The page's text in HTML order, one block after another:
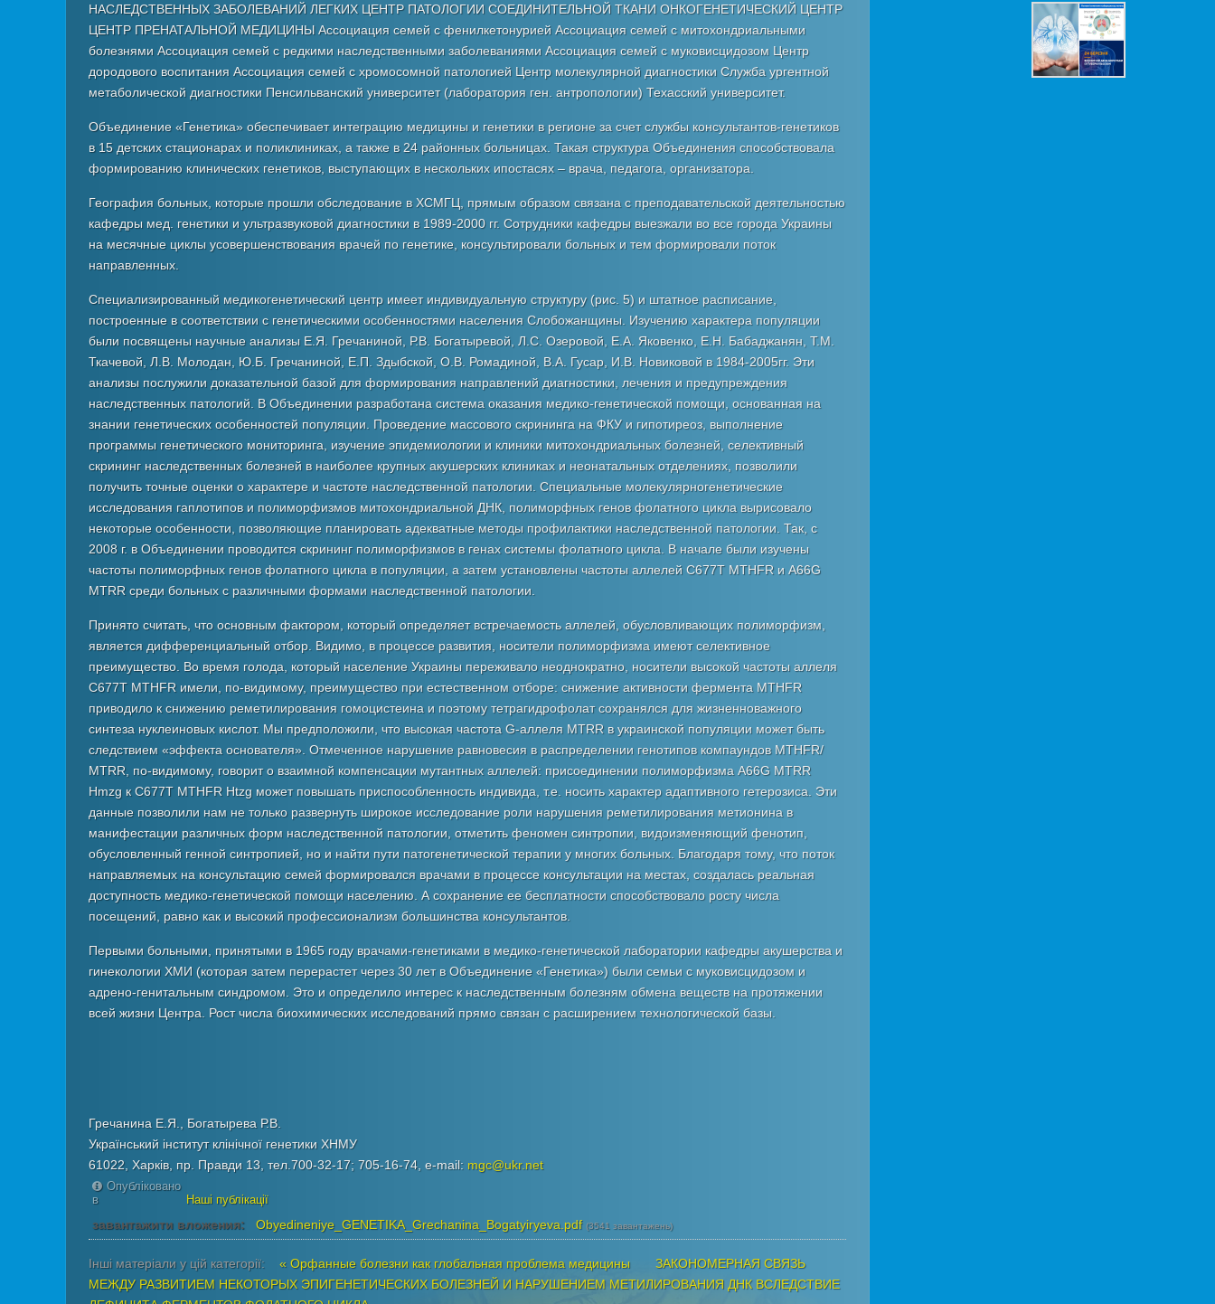
НАСЛЕДСТВЕННЫХ ЗАБОЛЕВАНИЙ ЛЕГКИХ ЦЕНТР ПАТОЛОГИИ СОЕДИНИТЕЛЬНОЙ ТКАНИ ОНКОГЕНЕТИЧЕСКИЙ ЦЕНТР
ЦЕНТР ПРЕНАТАЛЬНОЙ МЕДИЦИНЫ Ассоциация семей с фенилкетонурией Ассоциация семей с митохондриальными
болезнями Ассоциация семей с редкими наследственными заболеваниями Ассоциация семей с муковисцидозом Центр
дородового воспитания Ассоциация семей с хромосомной патологией Центр молекулярной диагностики Служба ургентной
метаболической диагностики Пенсильванский университет (лаборатория ген. антропологии) Техасский университет.
Объединение «Генетика» обеспечивает интеграцию медицины и генетики в регионе за счет службы консультантов-генетиков
в 15 детских стационарах и поликлиниках, а также в 24 районных больницах. Такая структура Объединения способствовала
формированию клинических генетиков, выступающих в нескольких ипостасях – врача, педагога, организатора.
География больных, которые прошли обследование в ХСМГЦ, прямым образом связана с преподавательской деятельностью
кафедры мед. генетики и ультразвуковой диагностики в 1989-2000 гг. Сотрудники кафедры выезжали во все города Украины
на месячные циклы усовершенствования врачей по генетике, консультировали больных и тем формировали поток
направленных.
Специализированный медикогенетический центр имеет индивидуальную структуру (рис. 5) и штатное расписание,
построенные в соответствии с генетическими особенностями населения Слобожанщины. Изучению характера популяции
были посвящены научные анализы Е.Я. Гречаниной, Р.В. Богатыревой, Л.С. Озеровой, Е.А. Яковенко, Е.Н. Бабаджанян, Т.М.
Ткачевой, Л.В. Молодан, Ю.Б. Гречаниной, Е.П. Здыбской, О.В. Ромадиной, В.А. Гусар, И.В. Новиковой в 1984-2005гг. Эти
анализы послужили доказательной базой для формирования направлений диагностики, лечения и предупреждения
наследственных патологий. В Объединении разработана система оказания медико-генетической помощи, основанная на
знании генетических особенностей популяции. Проведение массового скрининга на ФКУ и гипотиреоз, выполнение
программы генетического мониторинга, изучение эпидемиологии и клиники митохондриальных болезней, селективный
скрининг наследственных болезней в наиболее крупных акушерских клиниках и неонатальных отделениях, позволили
получить точные оценки о характере и частоте наследственной патологии. Специальные молекулярногенетические
исследования гаплотипов и полиморфизмов митохондриальной ДНК, полиморфных генов фолатного цикла вырисовало
некоторые особенности, позволяющие планировать адекватные методы профилактики наследственной патологии. Так, с
2008 г. в Объединении проводится скрининг полиморфизмов в генах системы фолатного цикла. В начале были изучены
частоты полиморфных генов фолатного цикла в популяции, а затем установлены частоты аллелей С677Т MTHFR и А66G
MTRR среди больных с различными формами наследственной патологии.
Принято считать, что основным фактором, который определяет встречаемость аллелей, обусловливающих полиморфизм,
является дифференциальный отбор. Видимо, в процессе развития, носители полиморфизма имеют селективное
преимущество. Во время голода, который население Украины переживало неоднократно, носители высокой частоты аллеля
С677Т MTHFR имели, по-видимому, преимущество при естественном отборе: снижение активности фермента MTHFR
приводило к снижению реметилирования гомоцистеина и поэтому тетрагидрофолат сохранялся для жизненноважного
синтеза нуклеиновых кислот. Мы предположили, что высокая частота G-аллеля MTRR в украинской популяции может быть
следствием «эффекта основателя». Отмеченное нарушение равновесия в распределении генотипов компаундов MTHFR/
MTRR, по-видимому, говорит о взаимной компенсации мутантных аллелей: присоединении полиморфизма А66G MTRR
Hmzg к С677Т MTHFR Htzg может повышать приспособленность индивида, т.е. носить характер адаптивного гетерозиса. Эти
данные позволили нам не только развернуть широкое исследование роли нарушения реметилирования метионина в
манифестации различных форм наследственной патологии, отметить феномен синтропии, видоизменяющий фенотип,
обусловленный генной синтропией, но и найти пути патогенетической терапии у многих больных. Благодаря тому, что поток
направляемых на консультацию семей формировался врачами в процессе консультации на местах, создалась реальная
доступность медико-генетической помощи населению. А сохранение ее бесплатности способствовало росту числа
посещений, равно как и высокий профессионализм большинства консультантов.
Первыми больными, принятыми в 1965 году врачами-генетиками в медико-генетической лаборатории кафедры акушерства и
гинекологии ХМИ (которая затем перерастет через 30 лет в Объединение «Генетика») были семьи с муковисцидозом и
адрено-генитальным синдромом. Это и определило интерес к наследственным болезням обмена веществ на протяжении
всей жизни Центра. Рост числа биохимических исследований прямо связан с расширением технологической базы.
Гречанина Е.Я., Богатырева Р.В.
Український інститут клінічної генетики ХНМУ
61022, Харків, пр. Правди 13, тел.700-32-17; 705-16-74, e-mail: mgc@ukr.net
Наименование
заболевания
выявлено
Выявлено
впервые
2009
(абс.число)
Удельный
синдром
Аарського
синдром
Адипозо-
генитальная
дистрофия
неистинная
0,029
синдром
0,068
0,029
Акроцефалосиндактилия
(АД)
Алопеция
Опубліковано
в
Наші публікації
завантажити вложения: Obyedineniye_GENETIKA_Grechanina_Bogatyiryeva.pdf (3541 завантажень)
Інші матеріали у цій категорії: « Орфанные болезни как глобальная проблема медицины
ЗАКОНОМЕРНАЯ СВЯЗЬ
МЕЖДУ РАЗВИТИЕМ НЕКОТОРЫХ ЭПИГЕНЕТИЧЕСКИХ БОЛЕЗНЕЙ И НАРУШЕНИЕМ МЕТИЛИРОВАНИЯ ДНК ВСЛЕДСТВИЕ